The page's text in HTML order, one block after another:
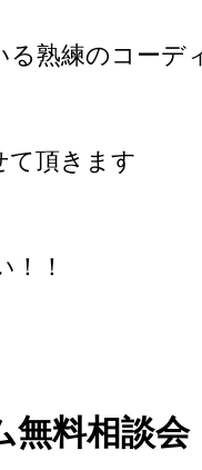
る熟練のコー
て頂きます
！！
料相談会